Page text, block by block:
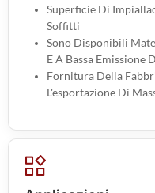
Superficie Di
Soffitti
Sono Disponibili
E A Bassa Emissione
Fornitura Della
L'esportazione Di